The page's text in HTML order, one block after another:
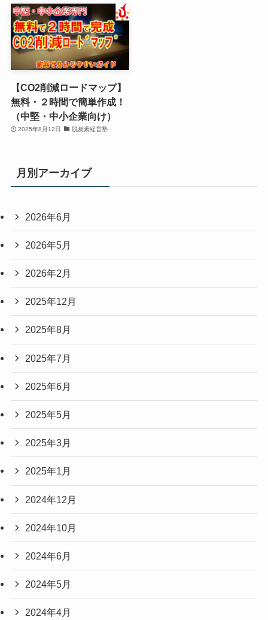
【CO2削減ロードマップ】
無料・２時間で簡単作成！
（中堅・中小企業向け）
2025年8月12日 脱炭素経営塾
月別アーカイブ
2026年6月
2026年5月
2026年2月
2025年12月
2025年8月
2025年7月
2025年6月
2025年5月
2025年3月
2025年1月
2024年12月
2024年10月
2024年6月
2024年5月
2024年4月